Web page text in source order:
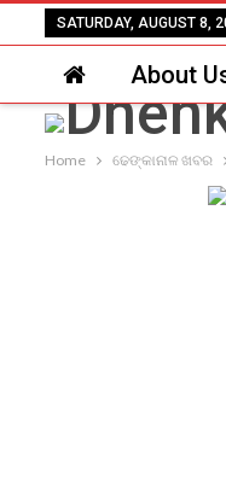
SATURDAY, AUGUST 8,
About
Home ଢେଙ୍କାନାଳ ଖବର